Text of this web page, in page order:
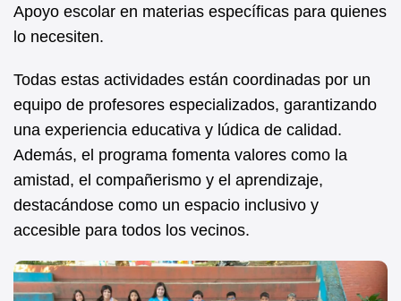
Apoyo escolar en materias específicas para quienes
lo necesiten.
Todas estas actividades están coordinadas por un
equipo de profesores especializados, garantizando
una experiencia educativa y lúdica de calidad.
Además, el programa fomenta valores como la
amistad, el compañerismo y el aprendizaje,
destacándose como un espacio inclusivo y
accesible para todos los vecinos.